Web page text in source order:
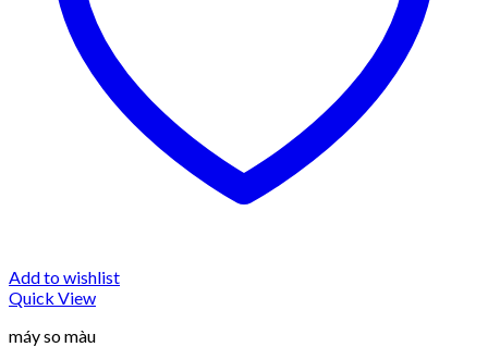
Add to wishlist
Quick View
máy so màu